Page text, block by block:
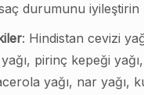
durumunu iyileştirin
: Hindistan cevizi
pirinç kepeği
yağı, nar yağı,